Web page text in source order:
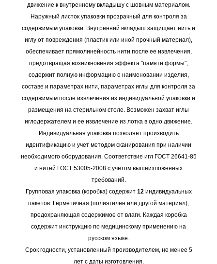
движение к внутреннему вкладышу с шовным материалом.
Наружный листок упаковки прозрачный для контроля за
содержимым упаковки. Внутренний вкладыш защищает нить и
иглу от повреждения (пластик или иной прочный материал),
обеспечивает прямолинейность нити после ее извлечения,
предотвращая возникновения эффекта "памяти формы",
содержит полную информацию о наименовании изделия,
составе и параметрах нити, параметрах иглы для контроля за
содержимым после извлечения из индивидуальной упаковки и
размещения на стерильном столе. Возможен захват иглы
иглодержателем и ее извлечение из лотка в одно движение.
Индивидуальная упаковка позволяет производить
идентификацию и учет методом сканирования при наличии
необходимого оборудования. Соответствие игл ГОСТ 26641-85
и нитей ГОСТ 53005-2008 с учётом вышеизложенных
требований.
Групповая упаковка (коробка) содержит 12индивидуальных
пакетов. Герметичная (полиэтилен или другой материал),
предохраняющая содержимое от влаги. Каждая коробка
содержит инструкцию по медицинскому применению на
русском языке.
Срок годности, установленный производителем, не менее 5
лет с даты изготовления.